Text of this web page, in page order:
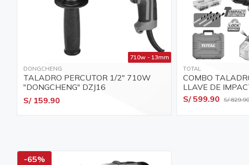
710w - 13mm
DONGCHENG
TALADRO PERCUTOR 1/2" 710W
"DONGCHENG" DZJ16
S/ 159.90
TOTAL
COMBO
LLAVE DE
TOSLI241291
S/ 599.90 S/ 829.90
-65%